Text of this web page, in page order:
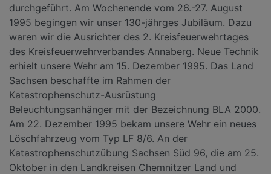
durchgeführt. Am Wochenende vom 26.-27. August
1995 begingen wir unser 130-jährges Jubiläum. Dazu
waren wir die Ausrichter des 2. Kreisfeuerwehrtages
des Kreisfeuerwehrverbandes Annaberg. Neue Technik
erhielt unsere Wehr am 15. Dezember 1995. Das Land
Sachsen beschaffte im Rahmen der
Katastrophenschutz-Ausrüstung
Beleuchtungsanhänger mit der Bezeichnung BLA 2000.
Am 22. Dezember 1995 bekam unsere Wehr ein neues
Löschfahrzeug vom Typ LF 8/6. An der
Katastrophenschutzübung Sachsen Süd 96, die am 25.
Oktober in den Landkreisen Chemnitzer Land und